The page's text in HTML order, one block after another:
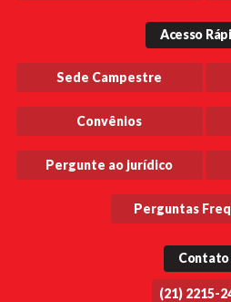
Acesso
Sede Campestre
Convênios
Pergunte ao jurídico
Perguntas
Contato
(21) 2215-